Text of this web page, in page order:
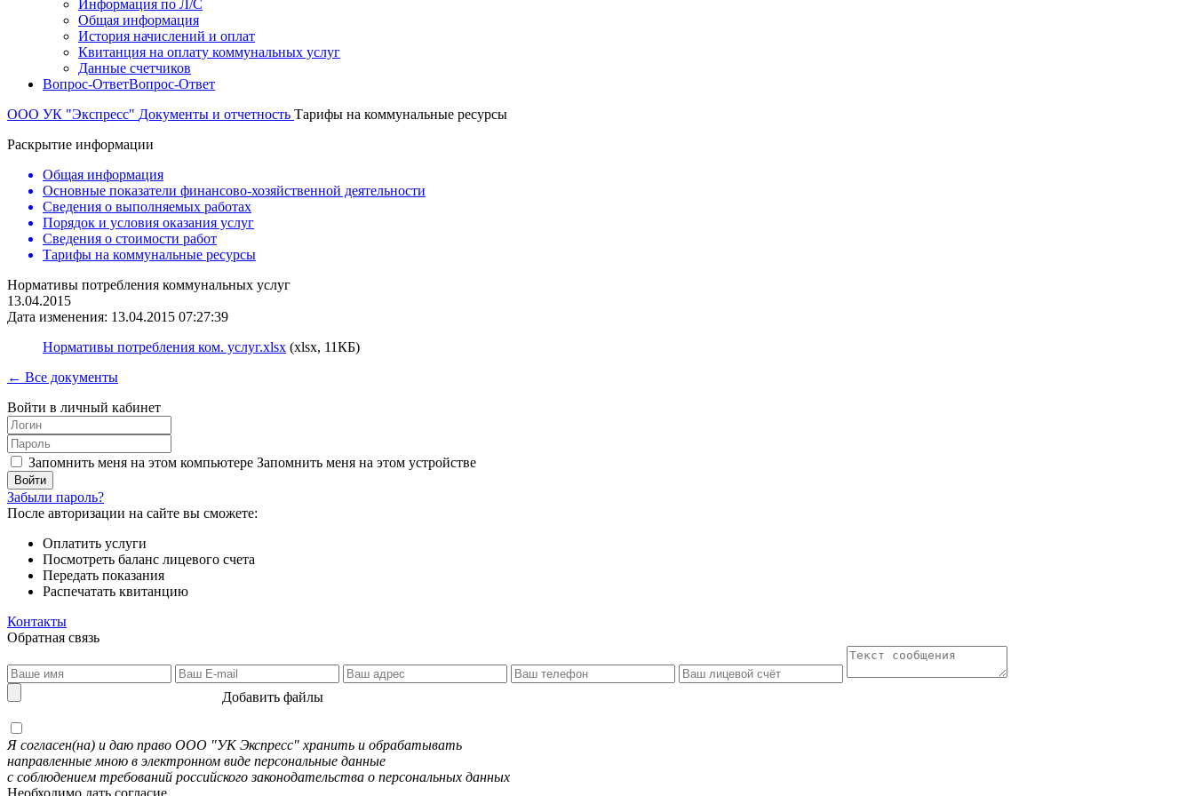
Информация по Л/С
Общая информация
История начислений и оплат
Квитанция на оплату коммунальных услуг
Данные счетчиков
Вопрос-ОтветВопрос-Ответ
ООО УК "Экспресс" Документы и отчетность Тарифы на коммунальные ресурсы
Раскрытие информации
Общая информация
Основные показатели финансово-хозяйственной деятельности
Сведения о выполняемых работах
Порядок и условия оказания услуг
Сведения о стоимости работ
Тарифы на коммунальные ресурсы
Нормативы потребления коммунальных услуг
13.04.2015
Дата изменения: 13.04.2015 07:27:39
Нормативы потребления ком. услуг.xlsx (xlsx, 11КБ)
← Все документы
Войти в личный кабинет
Запомнить меня на этом компьютере Запомнить меня на этом устройстве
Забыли пароль?
После авторизации на сайте вы сможете:
Оплатить услуги
Посмотреть баланс лицевого счета
Передать показания
Распечатать квитанцию
Контакты
Обратная связь
Добавить файлы
Я согласен(на) и даю право ООО "УК Экспресс" хранить и обрабатывать
направленные мною в электронном виде персональные данные
с соблюдением требований российского законодательства о персональных данных
Необходимо дать согласие